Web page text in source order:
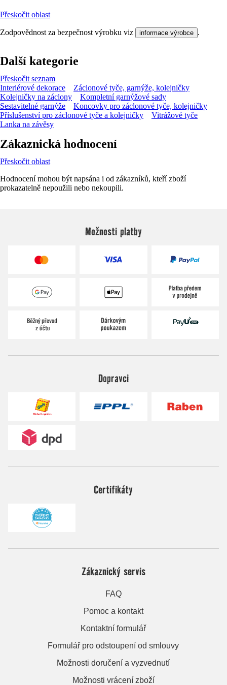
Přeskočit oblast
Zodpovědnost za bezpečnost výrobku viz informace výrobce .
Další kategorie
Přeskočit seznam
Interiérové dekorace
Záclonové tyče, garnýže, kolejničky
Kolejničky na záclony
Kompletní garnýžové sady
Sestavitelné garnýže
Koncovky pro záclonové tyče, kolejničky
Příslušenství pro záclonové tyče a kolejničky
Vitrážové tyče
Lanka na závěsy
Zákaznická hodnocení
Přeskočit oblast
Hodnocení mohou být napsána i od zákazníků, kteří zboží
prokazatelně nepoužili nebo nekoupili.
Možnosti platby
Dopravci
Certifikáty
Zákaznický servis
FAQ
Pomoc a kontakt
Kontaktní formulář
Formulář pro odstoupení od smlouvy
Možnosti doručení a vyzvednutí
Možnosti vrácení zboží